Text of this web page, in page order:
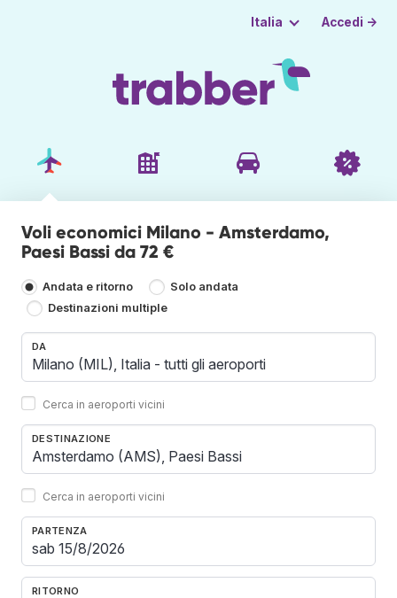
Italia Accedi →
Voli economici Milano - Amsterdamo,
Paesi Bassi da 72 €
Andata e ritorno
Solo andata
Destinazioni multiple
DA
Cerca in aeroporti vicini
DESTINAZIONE
Cerca in aeroporti vicini
PARTENZA
RITORNO